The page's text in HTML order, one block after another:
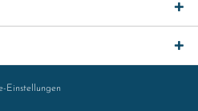
Einstellungen